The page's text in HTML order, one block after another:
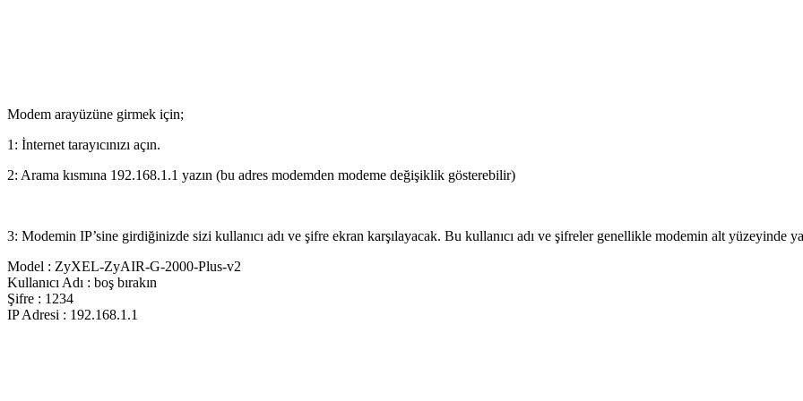
Modem arayüzüne girmek için;
1: İnternet tarayıcınızı açın.
2: Arama kısmına 192.168.1.1 yazın (bu adres modemden modeme değişiklik gösterebilir)
3: Modemin IP’sine girdiğinizde sizi kullanıcı adı ve şifre ekran karşılayacak. Bu kullanıcı adı ve şifreler genellikle modemin alt yüzeyinde
Model : ZyXEL-ZyAIR-G-2000-Plus-v2
Kullanıcı Adı : boş bırakın
Şifre : 1234
IP Adresi : 192.168.1.1